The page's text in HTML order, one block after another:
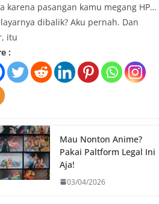
karena pasangan kamu megang HP…
dibalik? Aku pernah. Dan
itu
:
Mau Nonton Anime?
Pakai Paltform Legal Ini
Aja!
03/04/2026